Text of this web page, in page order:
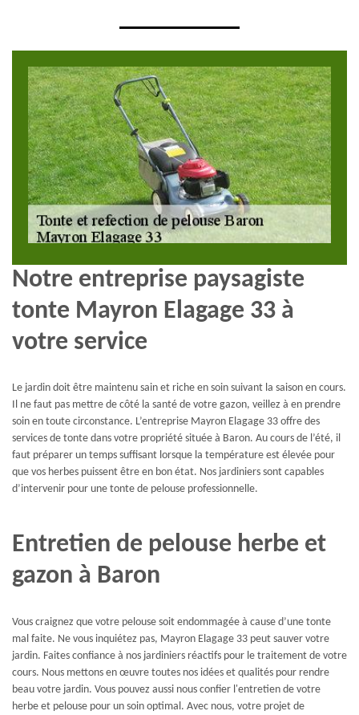
Notre entreprise paysagiste
tonte Mayron Elagage 33 à
votre service
Le jardin doit être maintenu sain et riche en soin suivant la saison en cours.
Il ne faut pas mettre de côté la santé de votre gazon, veillez à en prendre
soin en toute circonstance. L’entreprise Mayron Elagage 33 offre des
services de tonte dans votre propriété située à Baron. Au cours de l’été, il
faut préparer un temps suffisant lorsque la température est élevée pour
que vos herbes puissent être en bon état. Nos jardiniers sont capables
d’intervenir pour une tonte de pelouse professionnelle.
Entretien de pelouse herbe et
gazon à Baron
Vous craignez que votre pelouse soit endommagée à cause d’une tonte
mal faite. Ne vous inquiétez pas, Mayron Elagage 33 peut sauver votre
jardin. Faites confiance à nos jardiniers réactifs pour le traitement de votre
cours. Nous mettons en œuvre toutes nos idées et qualités pour rendre
beau votre jardin. Vous pouvez aussi nous confier l'entretien de votre
herbe et pelouse pour un soin optimal. Avec nous, votre projet de